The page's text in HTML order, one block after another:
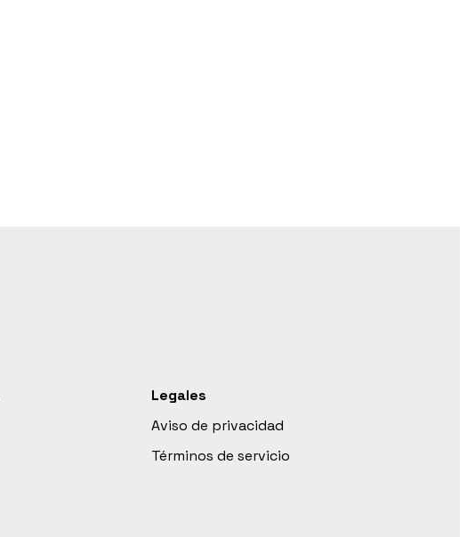
Legales
Aviso de privacidad
Términos de servicio